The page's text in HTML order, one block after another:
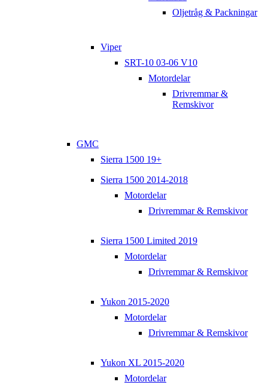
Oljetråg & Packningar
Viper
SRT-10 03-06 V10
Motordelar
Drivremmar &
Remskivor
GMC
Sierra 1500 19+
Sierra 1500 2014-2018
Motordelar
Drivremmar & Remskivor
Sierra 1500 Limited 2019
Motordelar
Drivremmar & Remskivor
Yukon 2015-2020
Motordelar
Drivremmar & Remskivor
Yukon XL 2015-2020
Motordelar